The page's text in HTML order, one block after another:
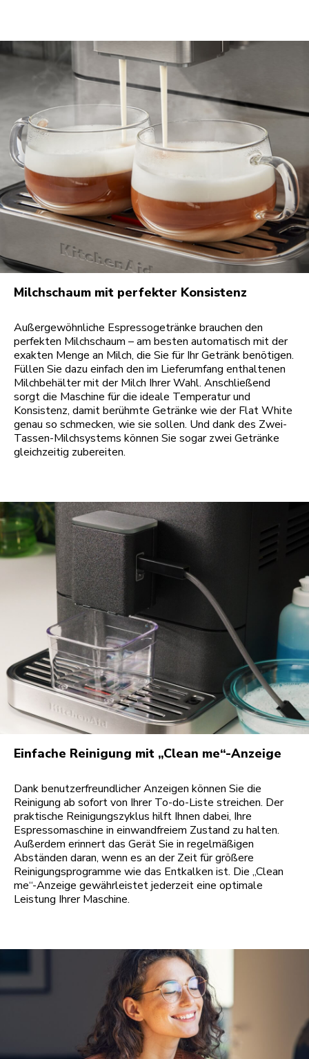
Milchschaum mit perfekter Konsistenz
Außergewöhnliche Espressogetränke brauchen den
perfekten Milchschaum – am besten automatisch mit der
exakten Menge an Milch, die Sie für Ihr Getränk benötigen.
Füllen Sie dazu einfach den im Lieferumfang enthaltenen
Milchbehälter mit der Milch Ihrer Wahl. Anschließend
sorgt die Maschine für die ideale Temperatur und
Konsistenz, damit berühmte Getränke wie der Flat White
genau so schmecken, wie sie sollen. Und dank des Zwei-
Tassen-Milchsystems können Sie sogar zwei Getränke
gleichzeitig zubereiten.
Einfache Reinigung mit „Clean me“-Anzeige
Dank benutzerfreundlicher Anzeigen können Sie die
Reinigung ab sofort von Ihrer To-do-Liste streichen. Der
praktische Reinigungszyklus hilft Ihnen dabei, Ihre
Espressomaschine in einwandfreiem Zustand zu halten.
Außerdem erinnert das Gerät Sie in regelmäßigen
Abständen daran, wenn es an der Zeit für größere
Reinigungsprogramme wie das Entkalken ist. Die „Clean
me“-Anzeige gewährleistet jederzeit eine optimale
Leistung Ihrer Maschine.